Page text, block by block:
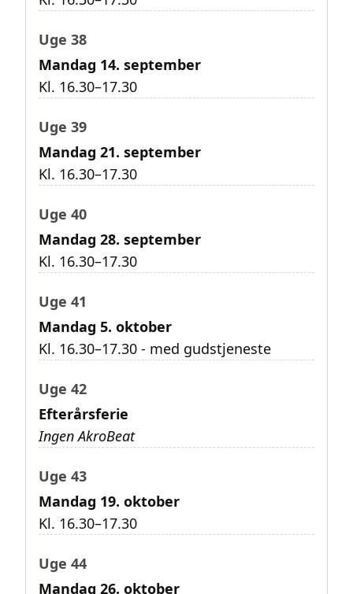
Uge 38
Mandag 14. september
Kl. 16.30–17.30
Uge 39
Mandag 21. september
Kl. 16.30–17.30
Uge 40
Mandag 28. september
Kl. 16.30–17.30
Uge 41
Mandag 5. oktober
Kl. 16.30–17.30 - med gudstjeneste
Uge 42
Efterårsferie
Ingen AkroBeat
Uge 43
Mandag 19. oktober
Kl. 16.30–17.30
Uge 44
Mandag 26. oktober